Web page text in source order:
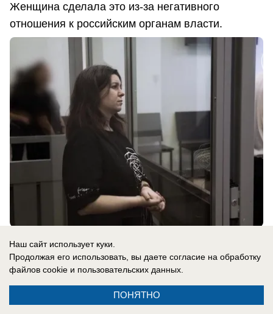
Женщина сделала это из-за негативного
отношения к российским органам власти.
Письмо в редакцию
«Как готовить еду?»: жительница
Токмака показала мутную воду из-под
Наш сайт использует куки.
Продолжая его использовать, вы даете согласие на обработку
файлов cookie и пользовательских данных.
ПОНЯТНО